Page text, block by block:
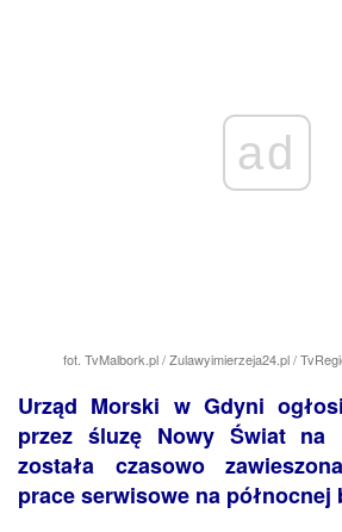
ad
fot. TvMalbork.pl / Zulawyimierzeja24.pl /
Urząd Morski w Gdyni
przez śluzę Nowy Świat na
została czasowo
prace serwisowe na północnej